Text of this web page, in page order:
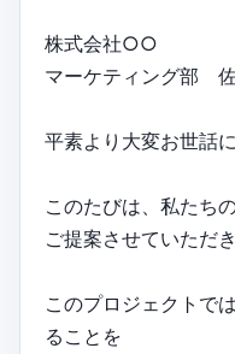
株式会社○○
マーケティング部
平素より大変お世話
このたびは、私たち
ご提案させていただ
このプロジェクトで
ることを